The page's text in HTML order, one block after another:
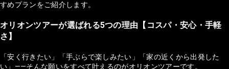
すめプランをご紹介します。
オリオンツアーが選ばれる5つの理由【コスパ・安心・手軽
さ】
「安く行きたい」「手ぶらで楽しみたい」「家の近くから出発した
い」——そんな願いをすべて叶えるのがオリオンツアーです。